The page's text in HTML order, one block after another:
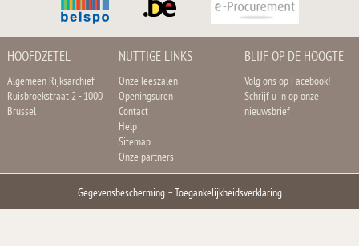
HOOFDZETEL
Algemeen Rijksarchief
Ruisbroekstraat 2 - 1000
Brussel
NUTTIGE LINKS
Onze leeszalen
Openingsuren
Contact
Help
Sitemap
Onze partners
BLIJF OP DE HOOGTE
Volg ons op Facebook!
Schrijf u in op onze
nieuwsbrief
Gegevensbescherming–Toegankelijkheidsverklaring